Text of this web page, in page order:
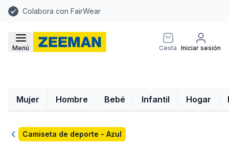
Colabora con FairWear
Menú Cesta Iniciar sesión
Mujer Hombre Bebé Infantil Hogar
VolverCamiseta de deporte - Azul